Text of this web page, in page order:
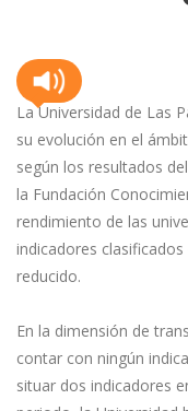
La Universidad de Las
su evolución en el
según los resultados
la Fundación
rendimiento de las
indicadores
reducido.
En la dimensión de
contar con ningún
situar dos indicadores